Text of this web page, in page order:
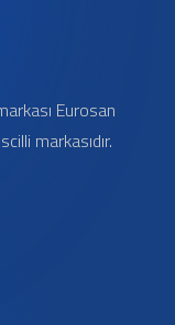
Eurosan
markasıdır.